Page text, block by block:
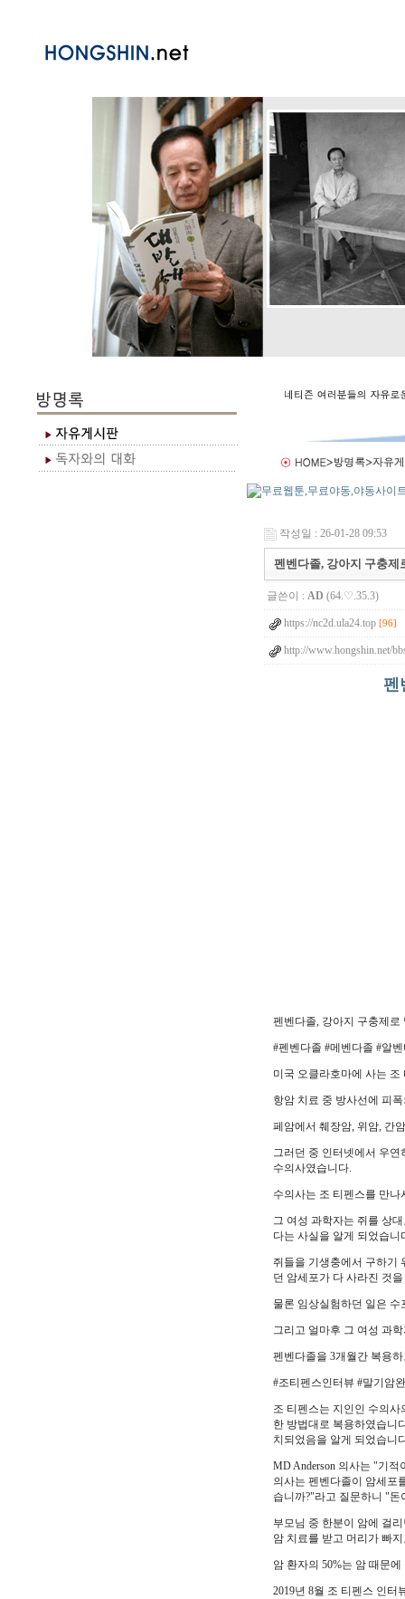
작성일 : 26-01-28 09:53
펜벤다졸, 강아지 구충제
글쓴이 : AD (64.♡.35.3)
https://nc2d.ula24.top [96]
http://www.hongshin.net/
펜
펜벤다졸, 강아지 구충제로
#펜벤다졸 #메벤다졸 #알
미국 오클라호마에 사는
항암 치료 중 방사선에 피
페암에서 췌장암, 위암, 간
그러던 중 인터넷에서 우
수의사였습니다.
수의사는 조 티펜스를 만
그 여성 과학자는 쥐를 상
다는 사실을 알게 되었습니
쥐들을 기생충에서 구하기
던 암세포가 다 사라진 것
물론 임상실험하던 일은
그리고 얼마후 그 여성 과
펜벤다졸을 3개월간 복용
#조티펜스인터뷰 #말기암
조 티펜스는 지인인 수의
한 방법대로 복용하였습니
치되었음을 알게 되었습니
MD Anderson 의사는 "기
의사는 펜벤다졸이 암세포
습니까?"라고 질문하니 "
부모님 중 한분이 암에 걸
암 치료를 받고 머리가 빠
암 환자의 50%는 암 때문
2019년 8월 조 티펜스 인